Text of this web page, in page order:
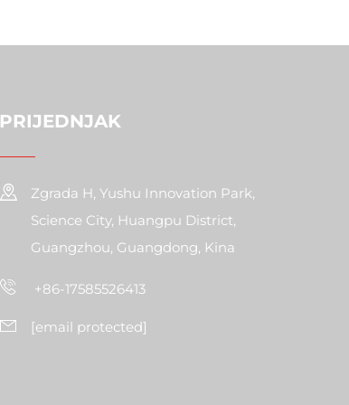
PRIJEDNJAK
Zgrada H, Yushu Innovation Park,
Science City, Huangpu District,
Guangzhou, Guangdong, Kina
+86-17585526413
[email protected]